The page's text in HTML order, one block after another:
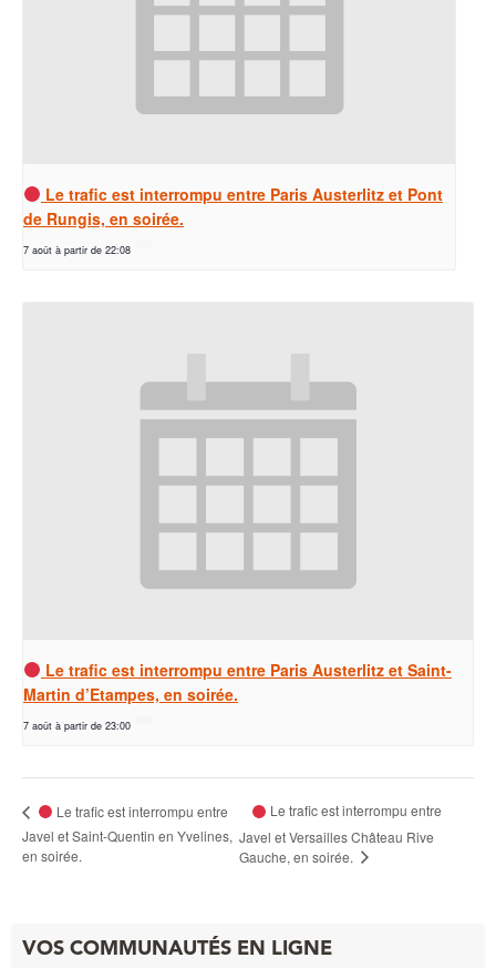
Le trafic est interrompu entre Paris Austerlitz et Pont
de Rungis, en soirée.
7 août à partir de 22:08
Le trafic est interrompu entre Paris Austerlitz et Saint-
Martin d’Etampes, en soirée.
7 août à partir de 23:00
Le trafic est interrompu entre
Javel et Saint-Quentin en Yvelines,
en soirée.
Le trafic est interrompu entre
Javel et Versailles Château Rive
Gauche, en soirée.
VOS COMMUNAUTÉS EN LIGNE